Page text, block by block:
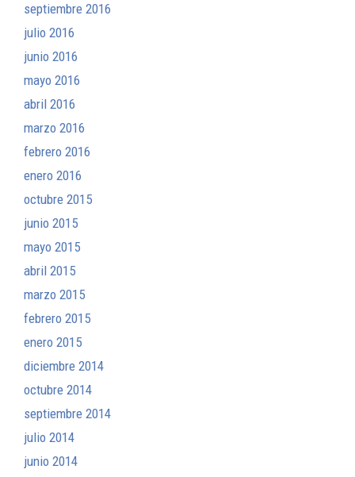
septiembre 2016
julio 2016
junio 2016
mayo 2016
abril 2016
marzo 2016
febrero 2016
enero 2016
octubre 2015
junio 2015
mayo 2015
abril 2015
marzo 2015
febrero 2015
enero 2015
diciembre 2014
octubre 2014
septiembre 2014
julio 2014
junio 2014